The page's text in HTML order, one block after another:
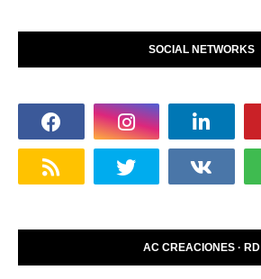
SOCIAL NETWORKS
AC CREACIONES · RD